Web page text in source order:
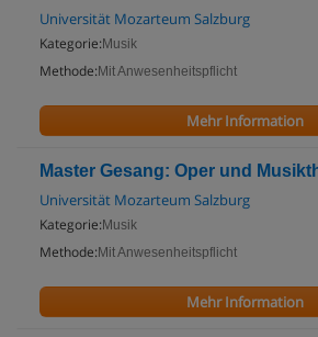
Universität Mozarteum Salzburg
Kategorie: Musik
Methode: Mit Anwesenheitspflicht
Mehr Information
Master Gesang: Oper und
Universität Mozarteum Salzburg
Kategorie: Musik
Methode: Mit Anwesenheitspflicht
Mehr Information